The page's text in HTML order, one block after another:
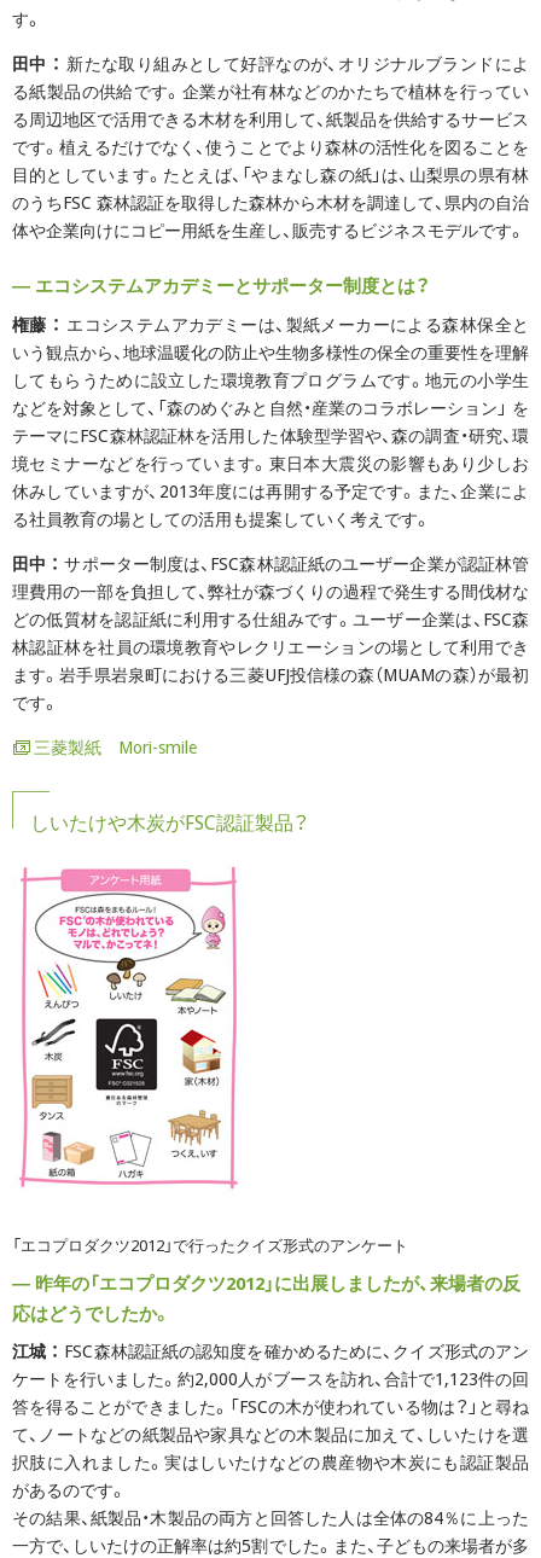
す。
田中 ： 新たな取り組みとして好評なのが、オリジナルブランドによ
る紙製品の供給です。企業が社有林などのかたちで植林を行ってい
る周辺地区で活用できる木材を利用して、紙製品を供給するサービス
です。植えるだけでなく、使うことでより森林の活性化を図ることを
目的としています。たとえば、「やまなし森の紙」は、山梨県の県有林
のうちFSC 森林認証を取得した森林から木材を調達して、県内の自治
体や企業向けにコピー用紙を生産し、販売するビジネスモデルです。
― エコシステムアカデミーとサポーター制度とは？
権藤 ： エコシステムアカデミーは、製紙メーカーによる森林保全と
いう観点から、地球温暖化の防止や生物多様性の保全の重要性を理解
してもらうために設立した環境教育プログラムです。地元の小学生
などを対象として、「森のめぐみと自然・産業のコラボレーション」 を
テーマにFSC森林認証林を活用した体験型学習や、森の調査・研究、環
境セミナーなどを行っています。東日本大震災の影響もあり少しお
休みしていますが、2013年度には再開する予定です。また、企業によ
る社員教育の場としての活用も提案していく考えです。
田中 ： サポーター制度は、FSC森林認証紙のユーザー企業が認証林管
理費用の一部を負担して、弊社が森づくりの過程で発生する間伐材な
どの低質材を認証紙に利用する仕組みです。ユーザー企業は、FSC森
林認証林を社員の環境教育やレクリエーションの場として利用でき
ます。岩手県岩泉町における三菱UFJ投信様の森（MUAMの森）が最初
です。
三菱製紙 Mori-smile
しいたけや木炭がFSC認証製品？
「エコプロダクツ2012」で行ったクイズ形式のアンケート
― 昨年の「エコプロダクツ2012」に出展しましたが、来場者の反
応はどうでしたか。
江城 ： FSC森林認証紙の認知度を確かめるために、クイズ形式のアン
ケートを行いました。約2,000人がブースを訪れ、合計で1,123件の回
答を得ることができました。「FSCの木が使われている物は？」と尋ね
て、ノートなどの紙製品や家具などの木製品に加えて、しいたけを選
択肢に入れました。実はしいたけなどの農産物や木炭にも認証製品
があるのです。
その結果、紙製品・木製品の両方と回答した人は全体の84％に上った
一方で、しいたけの正解率は約5割でした。また、子どもの来場者が多